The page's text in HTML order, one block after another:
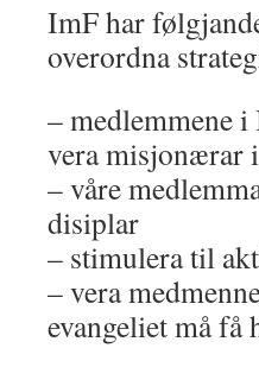
ImF har
overordna
– medlemmene
vera misjonærar
– våre
disiplar
– stimulera til
– vera
evangeliet må få